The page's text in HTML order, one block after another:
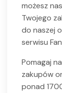
możesz
Twojego
do naszej
serwisu
Pomagaj
zakupów
ponad